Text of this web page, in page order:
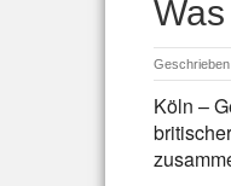
Köln –